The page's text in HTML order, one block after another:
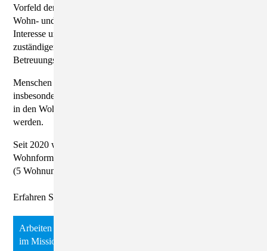
Vorfeld der Aufnahme wird ein einwöchiges Praktikum im
Wohn- und Arbeitsbereich des Missionshofes angeboten. Bei
Interesse und Eignung, sowie nach Kostenzusage durch den
zuständigen Kostenträger wird ein Wohn- und
Betreuungsvertrag abgeschlossen.
Menschen mit einer chronischen psychischen Behinderung,
insbesondere Menschen mit akuter Suchtproblematik, können
in den Wohnformen des Missionshofes nicht aufgenommen
werden.
Seit 2020 wird auch die Betreuung für weitere besondere
Wohnformen (ehemals ambulant betreutes Wohnen) angeboten.
(5 Wohnungen auf dem Gelände des Missionshofes)
Erfahren Sie hier mehr über das
Arbeiten in der Werkstatt für geistig behinderte Menschen
im Missionshof Lieske